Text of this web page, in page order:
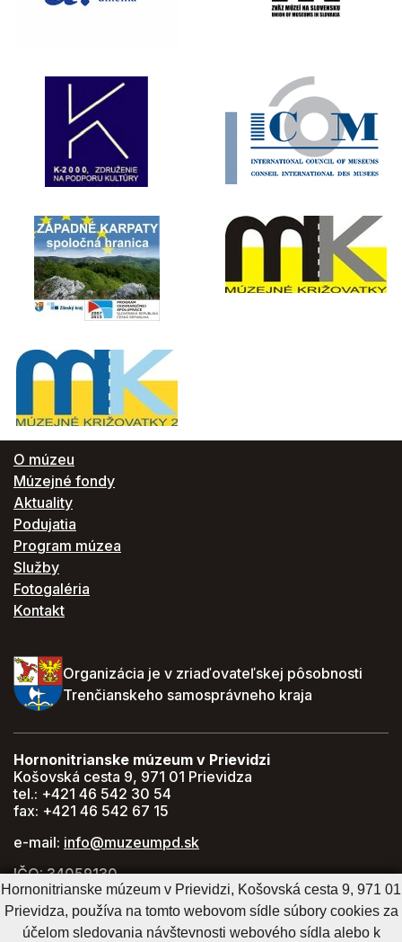
O múzeu
Múzejné fondy
Aktuality
Podujatia
Program múzea
Služby
Fotogaléria
Kontakt
Organizácia je v zriaďovateľskej pôsobnosti
Trenčianskeho samosprávneho kraja
Hornonitrianske múzeum v Prievidzi
Košovská cesta 9, 971 01 Prievidza
tel.: +421 46 542 30 54
fax: +421 46 542 67 15
e-mail: info@muzeumpd.sk
IČO: 34059130
DIČ: 2021447274
GPS: 48.770071, 18.620043
Hornonitrianske múzeum v Prievidzi, Košovská cesta 9, 971 01
Prievidza, používa na tomto webovom sídle súbory cookies za
účelom sledovania návštevnosti webového sídla alebo k